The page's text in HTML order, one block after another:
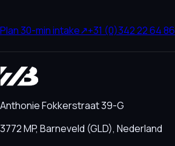
Plan 30-min intake↗+31 (0)342 22 64 86
Anthonie Fokkerstraat 39-G
3772 MP, Barneveld (GLD), Nederland